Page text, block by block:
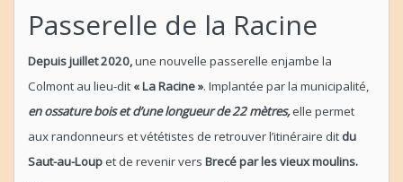
Passerelle de la Racine
Depuis juillet 2020,une nouvelle passerelle enjambe la
Colmont au lieu-dit « La Racine ». Implantée par la municipalité,
en ossature bois et d’une longueur de 22 mètres,elle permet
aux randonneurs et vététistes de retrouver l’itinéraire dit du
Saut-au-Loupet de revenir vers Brecé par les vieux moulins.